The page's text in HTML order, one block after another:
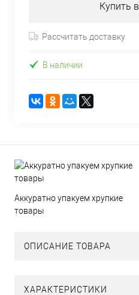
Купить
Рассчитать доставку
В наличии
Аккуратно упакуем хрупкие
товары
ОПИСАНИЕ ТОВАРА
ХАРАКТЕРИСТИКИ